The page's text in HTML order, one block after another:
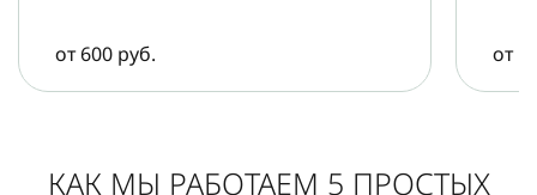
от 600 руб. от
КАК МЫ РАБОТАЕМ 5 ПРОСТЫХ